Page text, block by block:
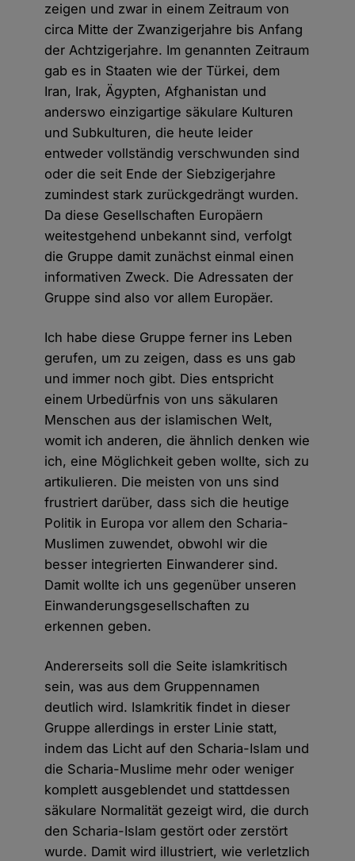
zeigen und zwar in einem Zeitraum von
circa Mitte der Zwanzigerjahre bis Anfang
der Achtzigerjahre. Im genannten Zeitraum
gab es in Staaten wie der Türkei, dem
Iran, Irak, Ägypten, Afghanistan und
anderswo einzigartige säkulare Kulturen
und Subkulturen, die heute leider
entweder vollständig verschwunden sind
oder die seit Ende der Siebzigerjahre
zumindest stark zurückgedrängt wurden.
Da diese Gesellschaften Europäern
weitestgehend unbekannt sind, verfolgt
die Gruppe damit zunächst einmal einen
informativen Zweck. Die Adressaten der
Gruppe sind also vor allem Europäer.
Ich habe diese Gruppe ferner ins Leben
gerufen, um zu zeigen, dass es uns gab
und immer noch gibt. Dies entspricht
einem Urbedürfnis von uns säkularen
Menschen aus der islamischen Welt,
womit ich anderen, die ähnlich denken wie
ich, eine Möglichkeit geben wollte, sich zu
artikulieren. Die meisten von uns sind
frustriert darüber, dass sich die heutige
Politik in Europa vor allem den Scharia-
Muslimen zuwendet, obwohl wir die
besser integrierten Einwanderer sind.
Damit wollte ich uns gegenüber unseren
Einwanderungsgesellschaften zu
erkennen geben.
Andererseits soll die Seite islamkritisch
sein, was aus dem Gruppennamen
deutlich wird. Islamkritik findet in dieser
Gruppe allerdings in erster Linie statt,
indem das Licht auf den Scharia-Islam und
die Scharia-Muslime mehr oder weniger
komplett ausgeblendet und stattdessen
säkulare Normalität gezeigt wird, die durch
den Scharia-Islam gestört oder zerstört
wurde. Damit wird illustriert, wie verletzlich